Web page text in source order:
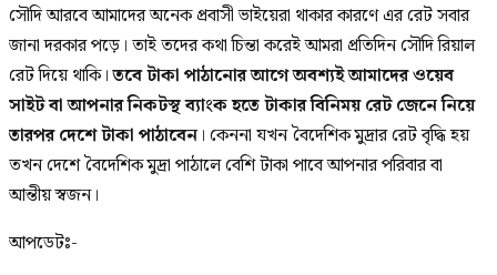
সৌদি আরবে আমাদের অনেক প্রবাসী ভাইয়েরা থাকার কারণে এর রেট সবার
জানা দরকার পড়ে। তাই তদের কথা চিন্তা করেই আমরা প্রতিদিন সৌদি রিয়াল
রেট দিয়ে থাকি।তবে টাকা পাঠানোর আগে অবশ্যই আমাদের ওয়েব
সাইট বা আপনার নিকটস্থ ব্যাংক হতে টাকার বিনিময় রেট জেনে নিয়ে
তারপর দেশে টাকা পাঠাবেন। কেননা যখন বৈদেশিক মুদ্রার রেট বৃদ্ধি হয়
তখন দেশে বৈদেশিক মুদ্রা পাঠালে বেশি টাকা পাবে আপনার পরিবার বা
আন্তীয় স্বজন।
আপডেটঃ-